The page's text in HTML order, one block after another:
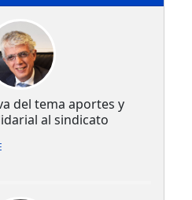
del tema aportes y
al sindicato